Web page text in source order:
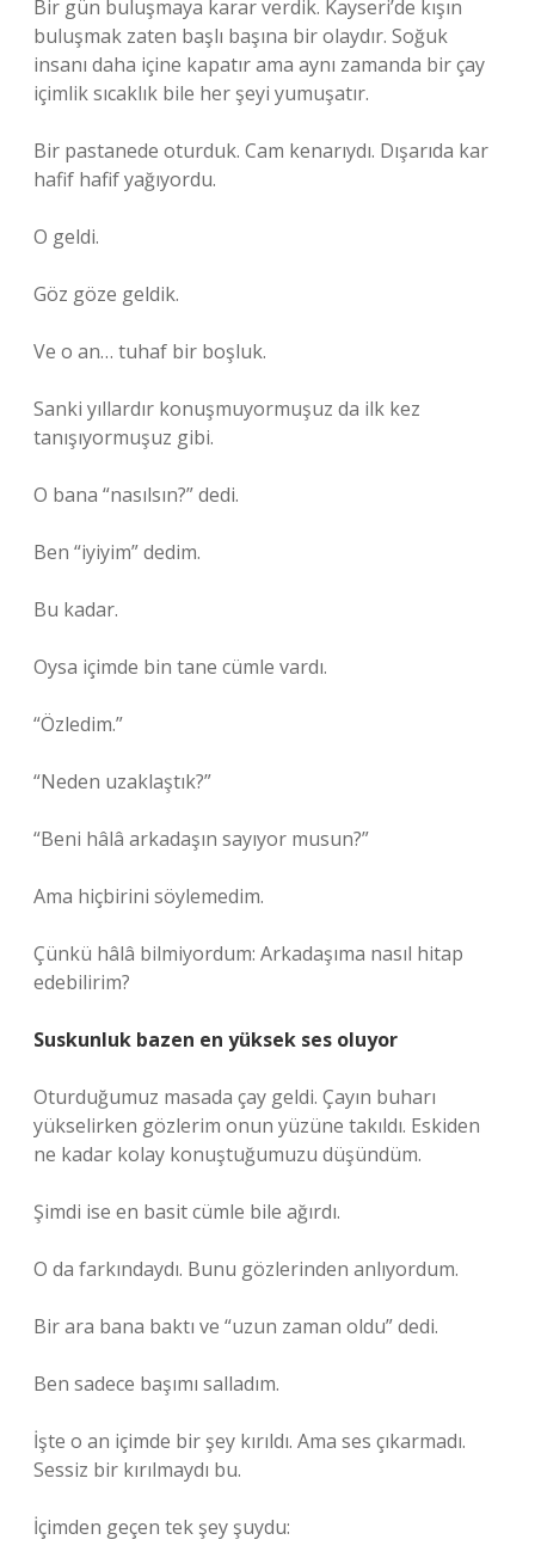
Bir gün buluşmaya karar verdik. Kayseri’de kışın
buluşmak zaten başlı başına bir olaydır. Soğuk
insanı daha içine kapatır ama aynı zamanda bir çay
içimlik sıcaklık bile her şeyi yumuşatır.
Bir pastanede oturduk. Cam kenarıydı. Dışarıda kar
hafif hafif yağıyordu.
O geldi.
Göz göze geldik.
Ve o an… tuhaf bir boşluk.
Sanki yıllardır konuşmuyormuşuz da ilk kez
tanışıyormuşuz gibi.
O bana “nasılsın?” dedi.
Ben “iyiyim” dedim.
Bu kadar.
Oysa içimde bin tane cümle vardı.
“Özledim.”
“Neden uzaklaştık?”
“Beni hâlâ arkadaşın sayıyor musun?”
Ama hiçbirini söylemedim.
Çünkü hâlâ bilmiyordum: Arkadaşıma nasıl hitap
edebilirim?
Suskunluk bazen en yüksek ses oluyor
Oturduğumuz masada çay geldi. Çayın buharı
yükselirken gözlerim onun yüzüne takıldı. Eskiden
ne kadar kolay konuştuğumuzu düşündüm.
Şimdi ise en basit cümle bile ağırdı.
O da farkındaydı. Bunu gözlerinden anlıyordum.
Bir ara bana baktı ve “uzun zaman oldu” dedi.
Ben sadece başımı salladım.
İşte o an içimde bir şey kırıldı. Ama ses çıkarmadı.
Sessiz bir kırılmaydı bu.
İçimden geçen tek şey şuydu: